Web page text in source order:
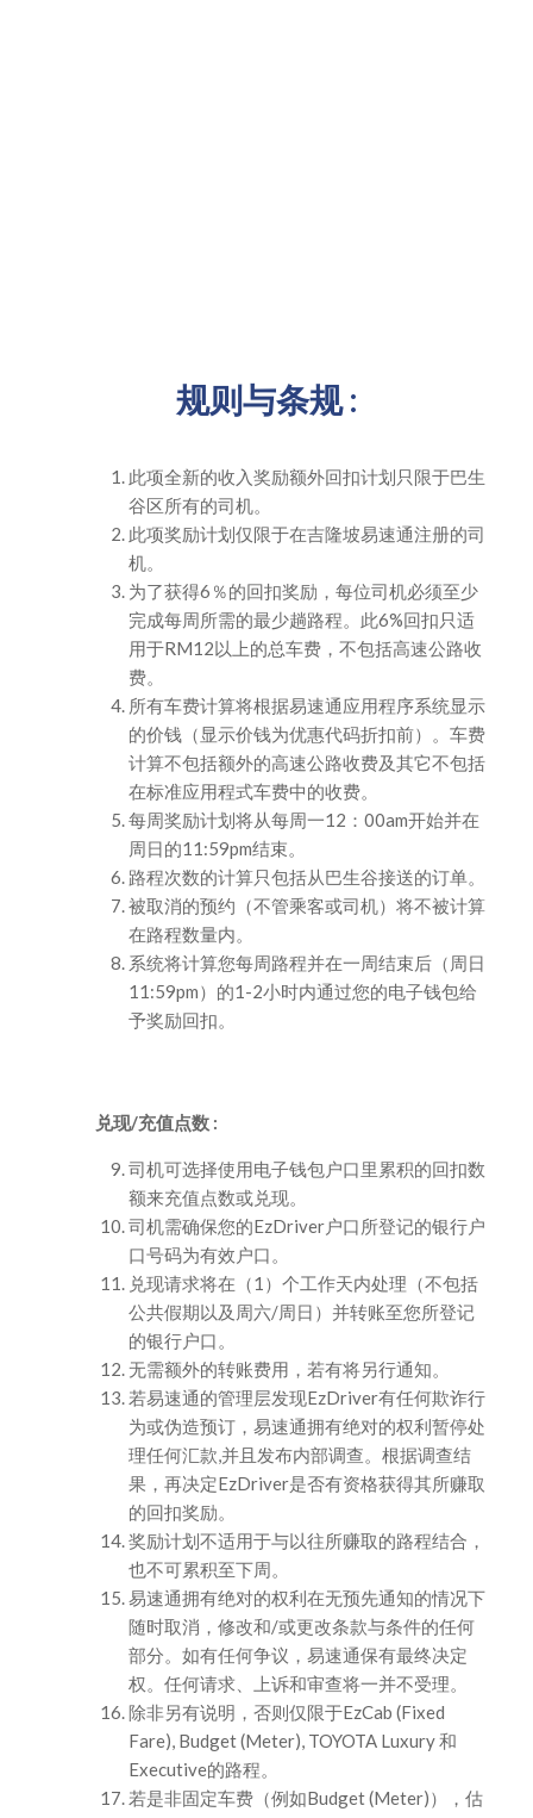
规则与条规 :
此项全新的收入奖励额外回扣计划只限于巴生
谷区所有的司机。
此项奖励计划仅限于在吉隆坡易速通注册的司
机。
为了获得6％的回扣奖励，每位司机必须至少
完成每周所需的最少趟路程。此6%回扣只适
用于RM12以上的总车费，不包括高速公路收
费。
所有车费计算将根据易速通应用程序系统显示
的价钱（显示价钱为优惠代码折扣前）。车费
计算不包括额外的高速公路收费及其它不包括
在标准应用程式车费中的收费。
每周奖励计划将从每周一12：00am开始并在
周日的11:59pm结束。
路程次数的计算只包括从巴生谷接送的订单。
被取消的预约（不管乘客或司机）将不被计算
在路程数量内。
系统将计算您每周路程并在一周结束后（周日
11:59pm）的1-2小时内通过您的电子钱包给
予奖励回扣。
兑现/充值点数 :
司机可选择使用电子钱包户口里累积的回扣数
额来充值点数或兑现。
司机需确保您的EzDriver户口所登记的银行户
口号码为有效户口。
兑现请求将在（1）个工作天内处理（不包括
公共假期以及周六/周日）并转账至您所登记
的银行户口。
无需额外的转账费用，若有将另行通知。
若易速通的管理层发现EzDriver有任何欺诈行
为或伪造预订，易速通拥有绝对的权利暂停处
理任何汇款,并且发布内部调查。根据调查结
果，再决定EzDriver是否有资格获得其所赚取
的回扣奖励。
奖励计划不适用于与以往所赚取的路程结合，
也不可累积至下周。
易速通拥有绝对的权利在无预先通知的情况下
随时取消，修改和/或更改条款与条件的任何
部分。如有任何争议，易速通保有最终决定
权。任何请求、上诉和审查将一并不受理。
除非另有说明，否则仅限于EzCab (Fixed
Fare), Budget (Meter), TOYOTA Luxury 和
Executive的路程。
若是非固定车费（例如Budget (Meter)），估